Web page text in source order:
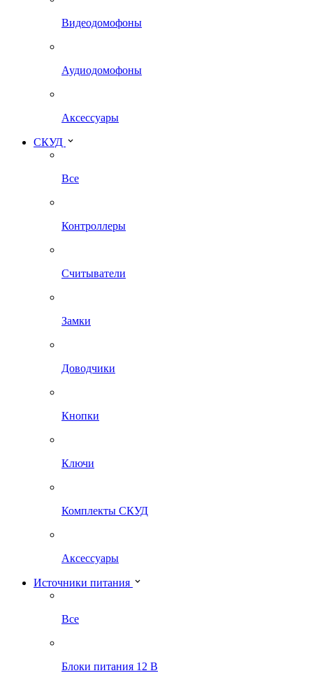
Видеодомофоны
Аудиодомофоны
Аксессуары
СКУД
Все
Контроллеры
Считыватели
Замки
Доводчики
Кнопки
Ключи
Комплекты СКУД
Аксессуары
Источники питания
Все
Блоки питания 12 В